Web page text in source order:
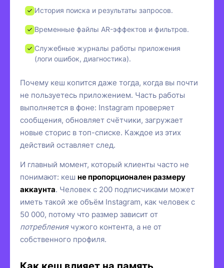
История поиска и результаты запросов.
Временные файлы AR-эффектов и фильтров.
Служебные журналы работы приложения
(логи ошибок, диагностика).
Почему кеш копится даже тогда, когда вы почти
не пользуетесь приложением. Часть работы
выполняется в фоне: Instagram проверяет
сообщения, обновляет счётчики, загружает
новые сторис в топ-списке. Каждое из этих
действий оставляет след.
И главный момент, который клиенты часто не
понимают: кеш не пропорционален размеру
аккаунта. Человек с 200 подписчиками может
иметь такой же объём Instagram, как человек с
50 000, потому что размер зависит от
потреблениячужого контента, а не от
собственного профиля.